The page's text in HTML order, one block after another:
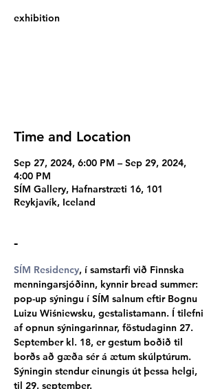
exhibition
Time and Location
Sep 27, 2024, 6:00 PM – Sep 29, 2024,
4:00 PM
SÍM Gallery, Hafnarstræti 16, 101
Reykjavík, Iceland
-
SÍM Residency, í samstarfi við Finnska
menningarsjóðinn, kynnir bread summer:
pop-up sýningu í SÍM salnum eftir Bognu
Luizu Wiśniewsku, gestalistamann. Í tilefni
af opnun sýningarinnar, föstudaginn 27.
September kl. 18, er gestum boðið til
borðs að gæða sér á ætum skúlptúrum.
Sýningin stendur einungis út þessa helgi,
til 29. september.